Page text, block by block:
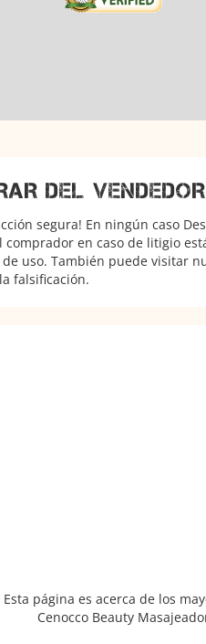
DEL VENDEDOR
segura! En ningún caso
en caso de litigio
uso. También puede visitar
falsificación.
Esta página es acerca de los
Cenocco Beauty